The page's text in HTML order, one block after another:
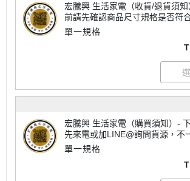
宏騰興 生活家電（收貨/退貨須知）-
前請先確認商品尺寸規格是否符合
看所有注意事項喔！
單一規格
宏騰興 生活家電（購買須知）- 下單前請
先來電或加LINE@詢問貨源，不
商品都有現貨喔！大家電有配送地
請詢問運費，不一定每個商品都免
單一規格